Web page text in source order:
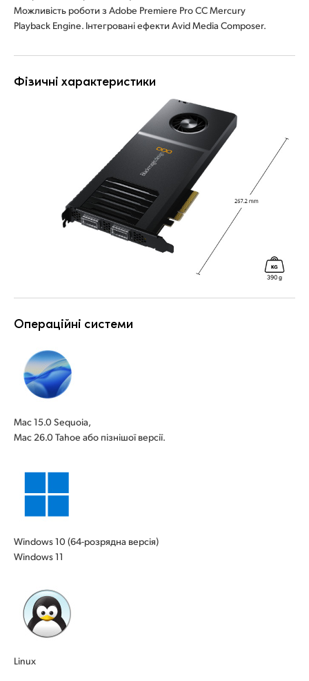
Можливість роботи з Adobe Premiere Pro CC Mercury
Playback Engine. Інтегровані ефекти Avid Media Composer.
Фізичні характеристики
Операційні системи
Mac 15.0 Sequoia,
Mac 26.0 Tahoe або пізнішої версії.
Windows 10 (64-розрядна версія)
Windows 11
Linux